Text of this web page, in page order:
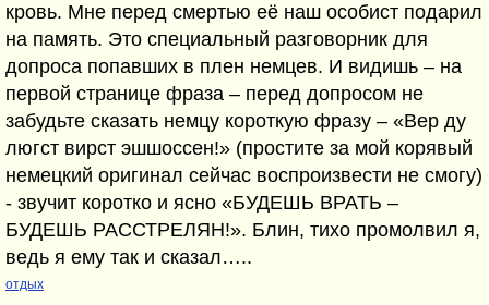
кровь. Мне перед смертью её наш особист подарил
на память. Это специальный разговорник для
допроса попавших в плен немцев. И видишь – на
первой странице фраза – перед допросом не
забудьте сказать немцу короткую фразу – «Вер ду
люгст вирст эшшоссен!» (простите за мой корявый
немецкий оригинал сейчас воспроизвести не смогу)
- звучит коротко и ясно «БУДЕШЬ ВРАТЬ –
БУДЕШЬ РАССТРЕЛЯН!». Блин, тихо промолвил я,
ведь я ему так и сказал…..
отдых